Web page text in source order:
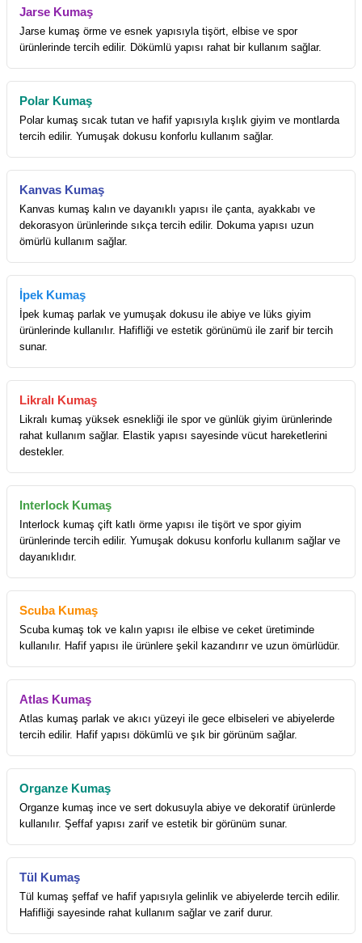
Jarse Kumaş
Jarse kumaş örme ve esnek yapısıyla tişört, elbise ve spor
ürünlerinde tercih edilir. Dökümlü yapısı rahat bir kullanım sağlar.
Polar Kumaş
Polar kumaş sıcak tutan ve hafif yapısıyla kışlık giyim ve montlarda
tercih edilir. Yumuşak dokusu konforlu kullanım sağlar.
Kanvas Kumaş
Kanvas kumaş kalın ve dayanıklı yapısı ile çanta, ayakkabı ve
dekorasyon ürünlerinde sıkça tercih edilir. Dokuma yapısı uzun
ömürlü kullanım sağlar.
İpek Kumaş
İpek kumaş parlak ve yumuşak dokusu ile abiye ve lüks giyim
ürünlerinde kullanılır. Hafifliği ve estetik görünümü ile zarif bir tercih
sunar.
Likralı Kumaş
Likralı kumaş yüksek esnekliği ile spor ve günlük giyim ürünlerinde
rahat kullanım sağlar. Elastik yapısı sayesinde vücut hareketlerini
destekler.
Interlock Kumaş
Interlock kumaş çift katlı örme yapısı ile tişört ve spor giyim
ürünlerinde tercih edilir. Yumuşak dokusu konforlu kullanım sağlar ve
dayanıklıdır.
Scuba Kumaş
Scuba kumaş tok ve kalın yapısı ile elbise ve ceket üretiminde
kullanılır. Hafif yapısı ile ürünlere şekil kazandırır ve uzun ömürlüdür.
Atlas Kumaş
Atlas kumaş parlak ve akıcı yüzeyi ile gece elbiseleri ve abiyelerde
tercih edilir. Hafif yapısı dökümlü ve şık bir görünüm sağlar.
Organze Kumaş
Organze kumaş ince ve sert dokusuyla abiye ve dekoratif ürünlerde
kullanılır. Şeffaf yapısı zarif ve estetik bir görünüm sunar.
Tül Kumaş
Tül kumaş şeffaf ve hafif yapısıyla gelinlik ve abiyelerde tercih edilir.
Hafifliği sayesinde rahat kullanım sağlar ve zarif durur.